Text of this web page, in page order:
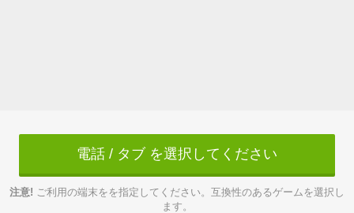
電話 / タブ を選択してください
注意! ご利用の端末をを指定してください。互換性のあるゲームを選択し
ます。